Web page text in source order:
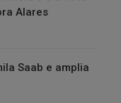
Alares
Saab e amplia